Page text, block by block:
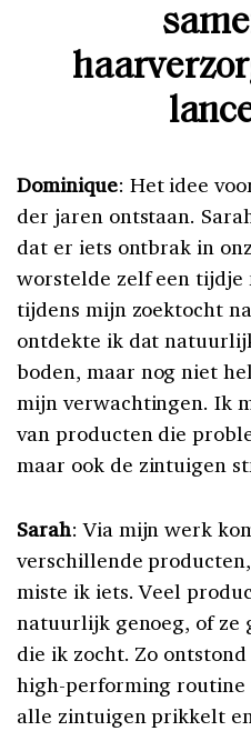
Dominique: Het idee
der jaren ontstaan.
dat er iets ontbrak in
worstelde zelf een tijdje
tijdens mijn zoektocht
ontdekte ik dat
boden, maar nog niet
mijn verwachtingen. Ik
van producten die
maar ook de zintuigen
Sarah: Via mijn werk
verschillende
miste ik iets. Veel
natuurlijk genoeg, of ze
die ik zocht. Zo
high-performing
alle zintuigen prikkelt